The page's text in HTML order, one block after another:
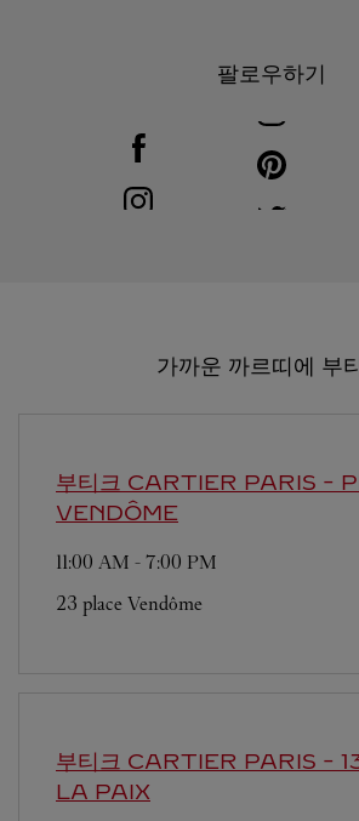
팔로우하기
Visit us on Facebook
Link Opens in New Tab
Visit us on Instagram
Link Opens in New Tab
Visit us on
Link Opens in
Visit us on
Link Opens in
가까운 까르띠에 부
부티크 CARTIER PARIS -
VENDÔME
11:00 AM - 7:00 PM
23 place Vendôme
부티크 CARTIER PARIS -
LA PAIX